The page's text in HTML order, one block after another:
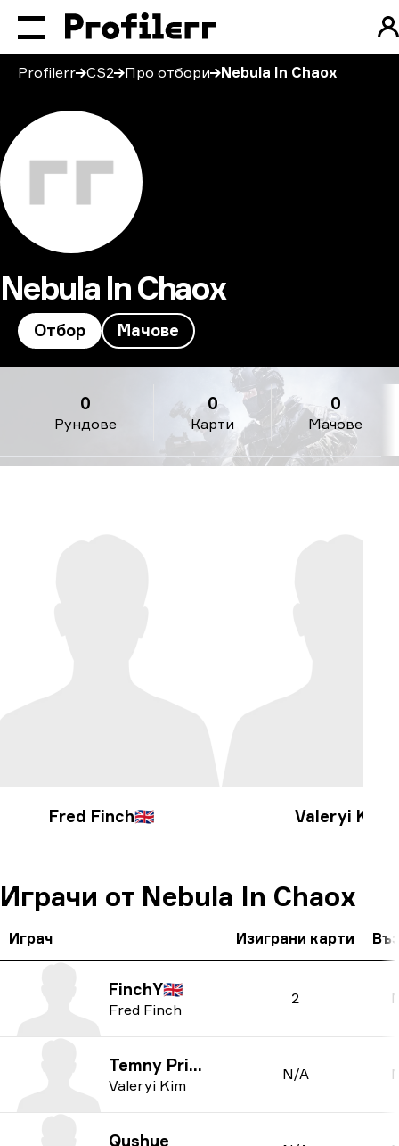
Profilerr CS2 Про отбори Nebula In Chaox
Nebula In Chaox
Отбор Мачове
Рундове
0
Карти
0
Мачове
0
Fred Finch🇬🇧 Valeryi Kim
Играчи от Nebula In Chaox
Играч Изиграни карти
FinchY🇬🇧
Fred Finch
2
Temny Prince
Valeryi Kim
N/A
Qushue